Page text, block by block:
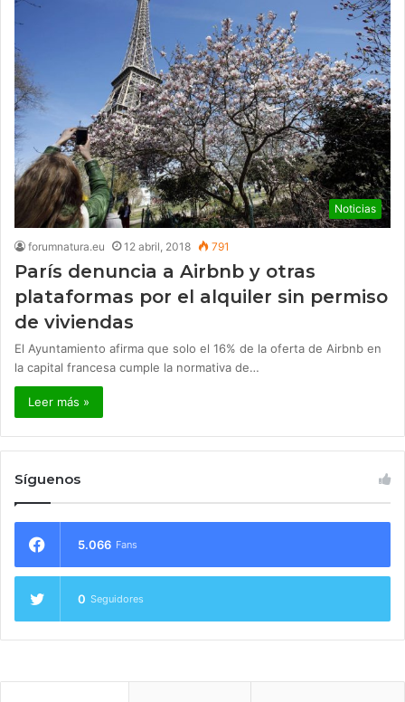
Noticias
forumnatura.eu 12 abril, 2018 791
París denuncia a Airbnb y otras
plataformas por el alquiler sin permiso
de viviendas
El Ayuntamiento afirma que solo el 16% de la oferta de Airbnb en
la capital francesa cumple la normativa de…
Leer más »
Síguenos
5.066 Fans
0 Seguidores